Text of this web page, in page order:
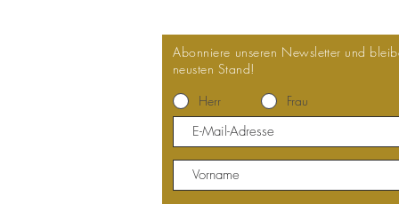
Abonniere unseren Newsletter und
neusten Stand!
Herr
Frau